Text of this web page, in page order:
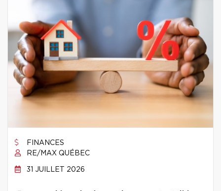
FINANCES
RE/MAX QUÉBEC
31 JUILLET 2026